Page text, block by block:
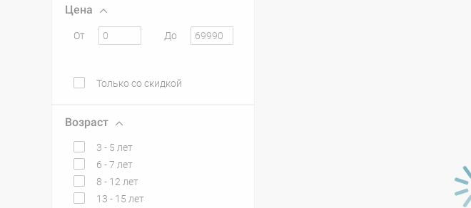
Цена
От До
Только со скидкой
Возраст
3 - 5 лет
6 - 7 лет
8 - 12 лет
13 - 15 лет